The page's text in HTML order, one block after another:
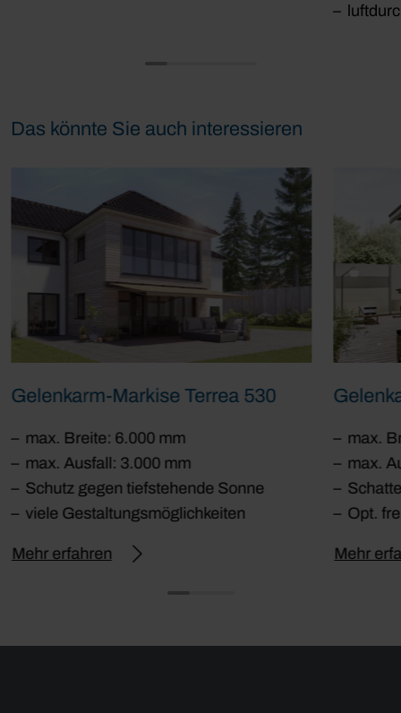
Das könnte Sie auch interessieren
Gelenkarm-Markise Terrea 530
max. Breite: 6.000 mm
max. Ausfall: 3.000 mm
Schutz gegen tiefstehende Sonne
viele Gestaltungsmöglichkeiten
Mehr erfahren
max.
max.
Opt.
Mehr